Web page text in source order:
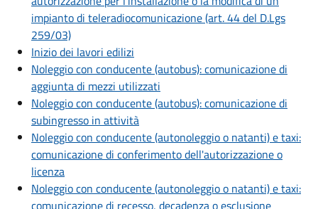
impianto di teleradiocomunicazione (art. 44 del D.Lgs
259/03)
Inizio dei lavori edilizi
Noleggio con conducente (autobus): comunicazione di
aggiunta di mezzi utilizzati
Noleggio con conducente (autobus): comunicazione di
subingresso in attività
Noleggio con conducente (autonoleggio o natanti) e taxi:
comunicazione di conferimento dell'autorizzazione o
licenza
Noleggio con conducente (autonoleggio o natanti) e taxi:
comunicazione di recesso, decadenza o esclusione